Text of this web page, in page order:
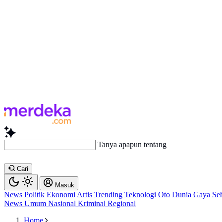
Tanya apapun tentang artikel ini
Cari
Masuk
News Politik Ekonomi Artis Trending Teknologi Oto Dunia Gaya
News Umum Nasional Kriminal Regional
Home